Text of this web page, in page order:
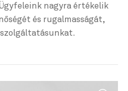
nagyra értékelik
és rugalmasságát,